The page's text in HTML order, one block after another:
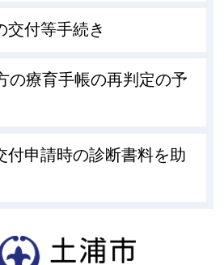
交付等手続き
の療育手帳の再判定の予
付申請時の診断書料を助